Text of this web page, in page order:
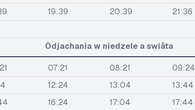
19:39 20:39 21:36
Òdjachania w niedzele a swiãta
07:21 08:21 09:24
12:24 13:04 13:44
16:24 17:04 17:44